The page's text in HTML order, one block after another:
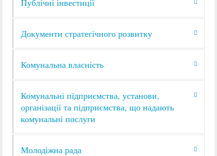
Публічні інвестиції
Документи стратегічного розвитку
Комунальна власність
Комунальні підприємства, установи,
організації та підприємства, що надають
комунальні послуги
Молодіжна рада